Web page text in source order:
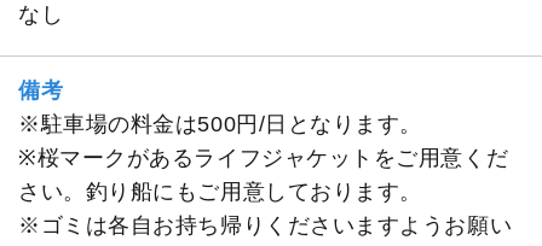
なし
備考
※駐車場の料金は500円/日となります。
※桜マークがあるライフジャケットをご用意くだ
さい。釣り船にもご用意しております。
※ゴミは各自お持ち帰りくださいますようお願い